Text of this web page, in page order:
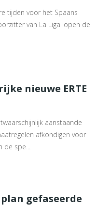
tijden voor het Spaans
van La Liga lopen de
nieuwe ERTE
aanstaande
afkondigen voor
de spe...
gefaseerde